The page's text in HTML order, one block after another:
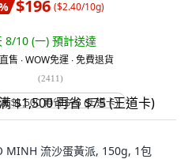
$196 ($2.40/10g)
8/10 (一) 預計送達
售 ∙ WOW免運 ∙ 免費退貨
(2411)
满 $1,500 再省 $75 (王道卡)
MINH 流沙蛋黃派, 150g, 1包